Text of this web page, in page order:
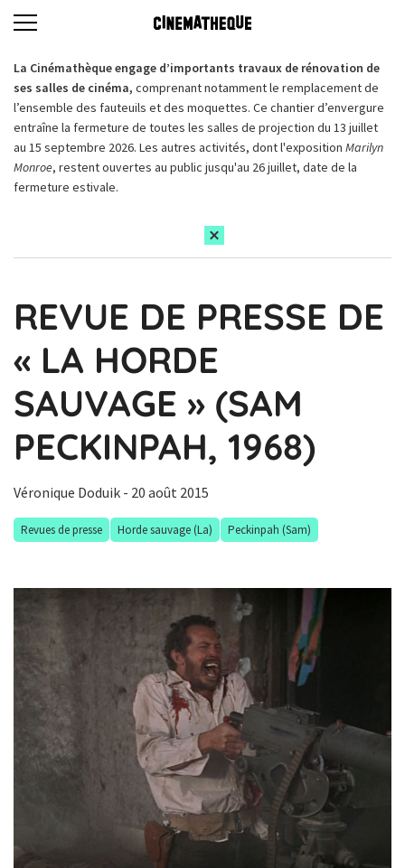
La Cinémathèque engage d’importants travaux de rénovation de
ses salles de cinéma, comprenant notamment le remplacement de
l’ensemble des fauteuils et des moquettes. Ce chantier d’envergure
entraîne la fermeture de toutes les salles de projection du 13 juillet
au 15 septembre 2026. Les autres activités, dont l'exposition Marilyn
Monroe, restent ouvertes au public jusqu'au 26 juillet, date de la
fermeture estivale.
REVUE DE PRESSE DE
« LA HORDE
SAUVAGE » (SAM
PECKINPAH, 1968)
Véronique Doduik - 20 août 2015
Revues de presse Horde sauvage (La) Peckinpah (Sam)